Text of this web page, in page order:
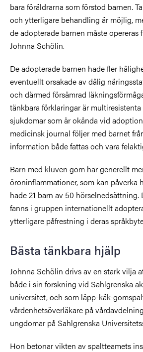
bara föräldrarna som förstod barnen.
och ytterligare behandling är möjlig,
de adopterade barnen måste opereras
Johnna Schölin.
De adopterade barnen hade fler
eventuellt orsakade av dålig
och därmed försämrad
tänkbara förklaringar är
sjukdomar som är okända vid
medicinsk journal följer med barnet
information både fattas och vara
Barn med kluven gom har generellt
öroninflammationer, som kan påverka
hade 21 barn av 50 hörselnedsättning.
fanns i gruppen internationellt
ytterligare påfrestning i deras
Bästa tänkbara hjälp
Johnna Schölin drivs av en stark vilja
både i sin forskning vid Sahlgrenska
universitet, och som läpp-käk-
vårdenhetsöverläkare på
ungdomar på Sahlgrenska
Hon betonar vikten av spaltteamets